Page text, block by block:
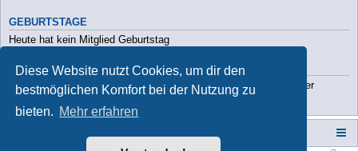
Diese Website nutzt Cookies, um dir den
bestmöglichen Komfort bei der Nutzung zu
bieten. Mehr erfahren
GEBURTSTAGE
Heute hat kein Mitglied Geburtstag
STATISTIK
Beiträge insgesamt 112790• Themen insgesamt9813
• Mitglieder
insgesamt3202 Paula2026